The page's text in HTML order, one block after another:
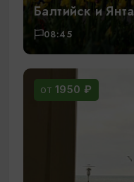
Балтийск и
08:45
ОТ 1950 ₽